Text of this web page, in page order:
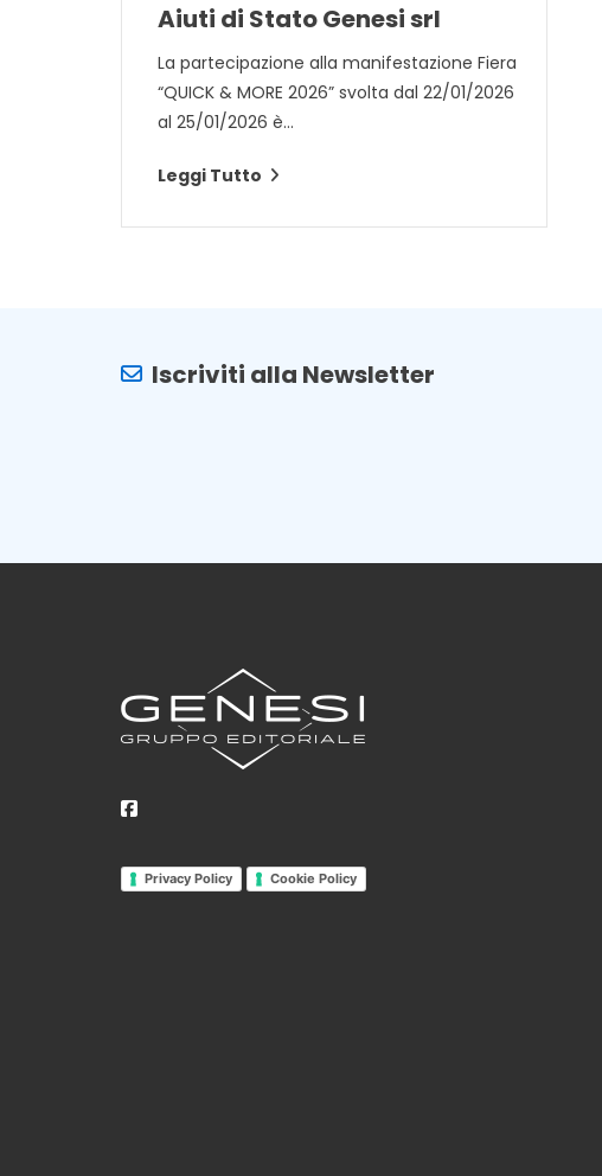
Aiuti di Stato Genesi srl
La partecipazione alla manifestazione Fiera
“QUICK & MORE 2026” svolta dal 22/01/2026
al 25/01/2026 è...
Leggi Tutto
Iscriviti alla Newsletter
Privacy Policy Cookie Policy